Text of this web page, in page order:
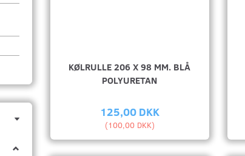
KØLRULLE 206 X 98 MM. BLÅ
POLYURETAN
125,00 DKK
(100,00 DKK)